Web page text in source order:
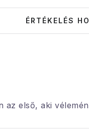
ÉRTÉKELÉS
az első, aki